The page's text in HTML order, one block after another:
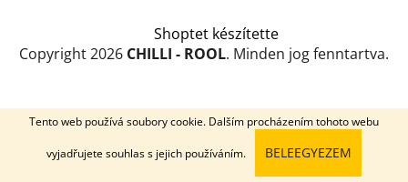
Tento web používá soubory cookie. Dalším procházením tohoto webu
vyjadřujete souhlas s jejich používáním. BELEEGYEZEM
Shoptet készítette
Copyright 2026 CHILLI - ROOL. Minden jog fenntartva.